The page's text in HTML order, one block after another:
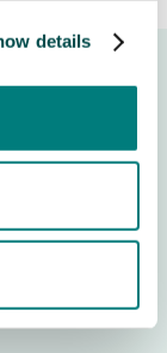
details
som
är en pålitlig
Riv ner
sker.